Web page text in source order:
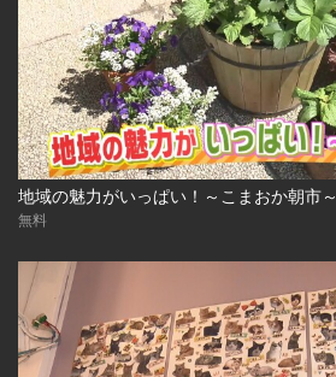
地域の魅力がいっぱい！～こまおか朝市～
無料